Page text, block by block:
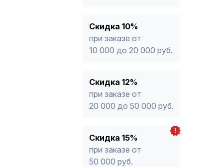
Скидка 10%
при заказе от
10 000 до 20 000 руб.
Скидка 12%
при заказе от
20 000 до 50 000 руб.
Скидка 15%
при заказе от
50 000 руб.